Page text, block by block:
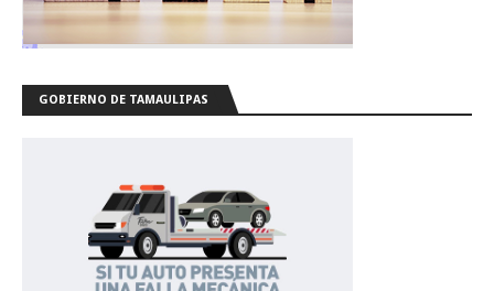
GOBIERNO DE TAMAULIPAS